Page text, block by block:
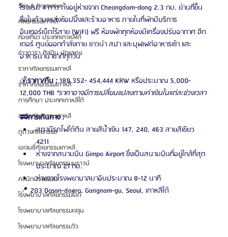
Skin & Promotion
ศัลยกรรมเกาหลี
ท่องเที่ยว ประเทศเกาหลีใต้
ข่าวดารา ศิลปิน นักแสดง
ราคาศัลยกรรมเกาหลี
ราคาศัลยกรรมเกาหลี
การศึกษา ประเทศเกาหลีใต้
ธุรกิจศัลยกรรมเกาหลี
ดูดวงศัลยกรรม
เอเจนซี่ศัลยกรรมเกาหลี
โรงพยาบาลศัลยกรรมบราวน์
คลินิกผิวพรรณ
โรงพยาบาลศัลยกรรมไอดี
โรงพยาบาลศัลยกรรมเจจุน
โรงพยาบาลศัลยกรรมวิว
โรงแรม 4 ดาว ตั้งอยู่ห่างจาก Cheongdam-dong 2.3 กม. ย่านที่ขึ้น
ชื่อในด้านแหล่งช้อปปิ้งและร้านอาหาร ภายในที่พักมีบริการ
อินเทอร์เน็ตไร้สาย (WiFi) ฟรี ห้องพักทุกห้องมีเครื่องปรับอากาศ ฮีต
เตอร์ ศูนย์ออกกำลังกาย ซาวน่า สปา และบุฟเฟต์อาหารเช้า และ
อาหารนานาชาติทุกวัน
💰ราคา/คืน : 189,352- 454,444 KRW หรือประมาณ 5,000-
12,000 THB *ราคาอาจมีการเปลี่ยนแปลงตามค่าเงินในแต่ละช่วงเวลา
🚃การเดินทาง :
สถานีรถไฟใต้ดิน สายสีน้ำเงิน 147, 240, 463 สายสีเขียว
4211
ห่างจากสนามบิน Gimpo Airport ซึ่งเป็นสนามบินที่อยู่ใกล้ที่สุด
ประมาณ 21 กม.
ห่างจากโรงพยาบาลมาอินประมาณ 8-12 นาที
📍 203 Dosan-daero, Gangnam-gu, Seoul, เกาหลีใต้